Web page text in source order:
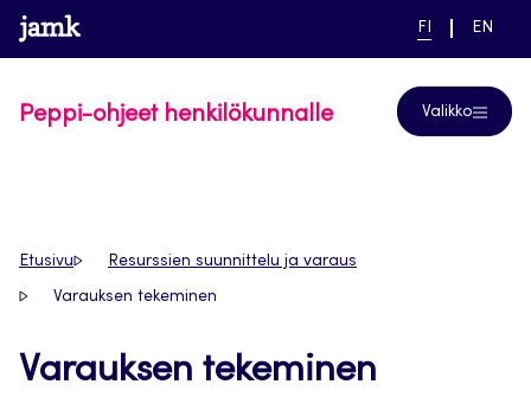
Siirry
suoraan
www.jamk.fi linkki pääsivustolle
NYKYINEN
FI
VAIHDA
EN
Peppi-ohjeet henkilökunnalle Valikko
Etusivu Resurssien suunnittelu ja varaus
Varauksen tekeminen
Varauksen tekeminen